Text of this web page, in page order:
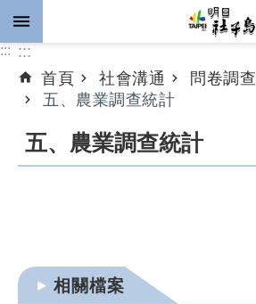
跳到主要內容區塊
進
階
尋
資
訊
::: :::
首頁
社會溝通
問卷調查
五、農業調查統計
五、農業調查統計
相關檔案